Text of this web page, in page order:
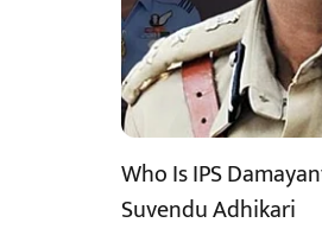
Who Is IPS
Suvendu Adhikari